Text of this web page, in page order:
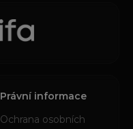
Právní informace
Ochrana osobních